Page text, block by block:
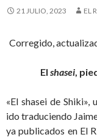
21 JULIO, 2023 EL
Corregido,
El shasei,
«El shasei de
ido traduciendo
ya publicados en El